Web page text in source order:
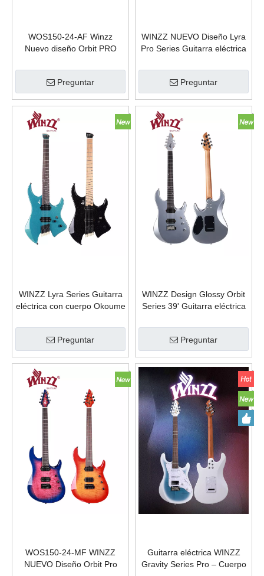
WOS150-24-AF Winzz
Nuevo diseño Orbit PRO
Preguntar
WINZZ NUEVO Diseño Lyra
Pro Series Guitarra eléctrica
Preguntar
WINZZ Lyra Series Guitarra
eléctrica con cuerpo Okoume
Preguntar
WINZZ Design Glossy Orbit
Series 39' Guitarra eléctrica
Preguntar
WOS150-24-MF WINZZ
NUEVO Diseño Orbit Pro
Guitarra eléctrica WINZZ
Gravity Series Pro – Cuerpo